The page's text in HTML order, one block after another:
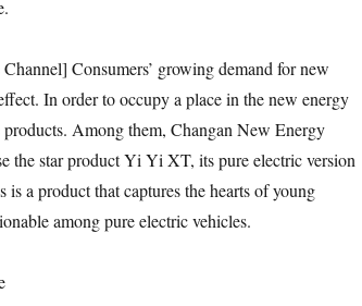
Consumers’ growing demand for new
In order to occupy a place in the new energy
Among them, Changan New Energy
the star product Yi Yi XT, its pure electric version
is a product that captures the hearts of young
among pure electric vehicles.